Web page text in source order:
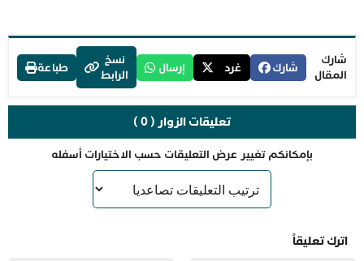
شارك
المقال
شارك غرد إرسال
نسخ
الرابط
طباعة
تعليقات الزوار ( 0 )
بإمكانكم تغيير عرض التعليقات حسب الاختيارات أسفله
اترك تعليقاً